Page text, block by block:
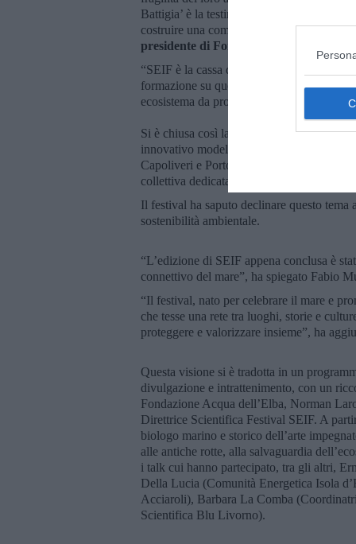
Battigia’ è la testimonianza di un
costruire una comunità più consapevole
presidente di Fondazione Acqua
“SEIF è la cassa di risonanza di questo
formazione su questi temi sia
ecosistema da proteggere”, aggiunge.
Si è chiusa così la tre giorni di SEIF -
innovativo modello di festival diffuso.
Capoliveri e Portoferraio, l'evento ha
collettiva dedicata proprio alle “Comunità
Il festival ha saputo declinare questo tema
sostenibilità ambientale.
“L’edizione di SEIF appena conclusa è
connettivo del mare”, ha spiegato Fabio
“Il festival, nato per celebrare il mare e
che tesse una rete tra luoghi, storie e
proteggere e valorizzare insieme”, ha
Questa visione si è tradotta in un
divulgazione e intrattenimento, con un
Fondazione Acqua dell’Elba, Norman
Direttrice Scientifica Festival SEIF. A
biologo marino e storico dell’arte
alle antiche rotte, alla salvaguardia
i talk cui hanno partecipato, tra gli altri,
Della Lucia (Comunità Energetica Isola
Acciaroli), Barbara La Comba
Scientifica Blu Livorno).